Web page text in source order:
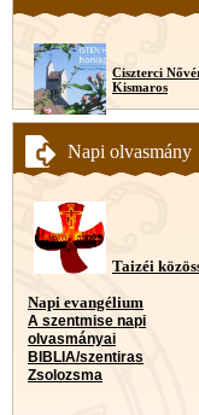
Ciszterci
Kismaros
Napi olvasmány
Taizéi
Napi evangélium
A szentmise napi
olvasmányai
BIBLIA/szentiras
Zsolozsma